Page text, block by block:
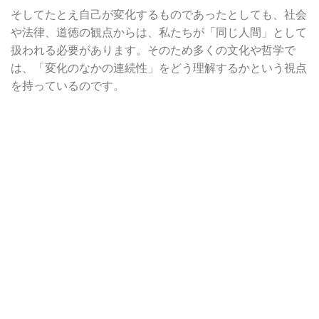
そしてたとえ自己が変化するものであったとしても、社会
や法律、道徳の観点からは、私たちが「同じ人間」として
扱われる必要があります。そのため多くの文化や哲学で
は、「変化のなかの連続性」をどう理解するかという視点
を持っているのです。